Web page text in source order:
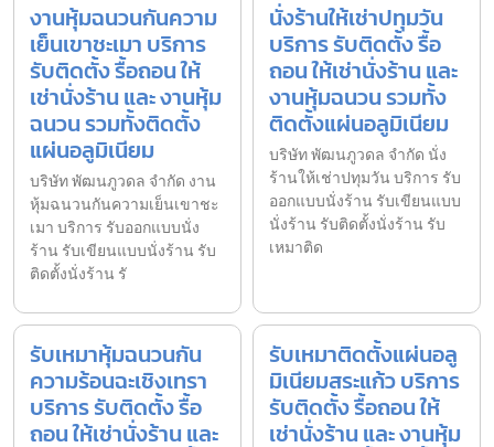
งานหุ้มฉนวนกันความ
เย็นเขาชะเมา บริการ
รับติดตั้ง รื้อถอน ให้
เช่านั่งร้าน และ งานหุ้ม
ฉนวน รวมทั้งติดตั้ง
แผ่นอลูมิเนียม
บริษัท พัฒนภูวดล จำกัด งาน
หุ้มฉนวนกันความเย็นเขาชะ
เมา บริการ รับออกแบบนั่ง
ร้าน รับเขียนแบบนั่งร้าน รับ
ติดตั้งนั่งร้าน รั
นั่งร้านให้เช่าปทุมวัน
บริการ รับติดตั้ง รื้อ
ถอน ให้เช่านั่งร้าน และ
งานหุ้มฉนวน รวมทั้ง
ติดตั้งแผ่นอลูมิเนียม
บริษัท พัฒนภูวดล จำกัด นั่ง
ร้านให้เช่าปทุมวัน บริการ รับ
ออกแบบนั่งร้าน รับเขียนแบบ
นั่งร้าน รับติดตั้งนั่งร้าน รับ
เหมาติด
รับเหมาหุ้มฉนวนกัน
ความร้อนฉะเชิงเทรา
บริการ รับติดตั้ง รื้อ
ถอน ให้เช่านั่งร้าน และ
รับเหมาติดตั้งแผ่นอลู
มิเนียมสระแก้ว บริการ
รับติดตั้ง รื้อถอน ให้
เช่านั่งร้าน และ งานหุ้ม